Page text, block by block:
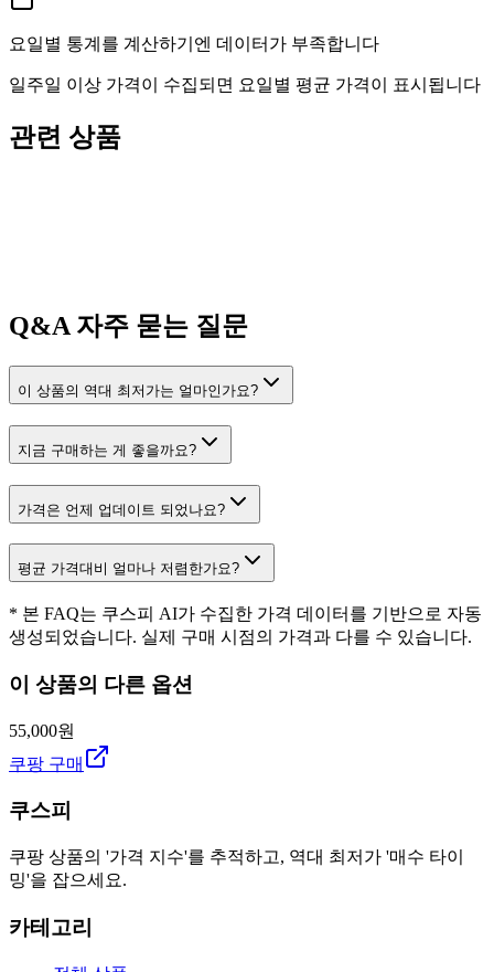
요일별 통계를 계산하기엔 데이터가 부족합니다
일주일 이상 가격이 수집되면 요일별 평균 가격이 표시됩니다
관련 상품
Q&A자주 묻는 질문
이 상품의 역대 최저가는 얼마인가요?
지금 구매하는 게 좋을까요?
가격은 언제 업데이트 되었나요?
평균 가격대비 얼마나 저렴한가요?
* 본 FAQ는 쿠스피 AI가 수집한 가격 데이터를 기반으로 자동
생성되었습니다. 실제 구매 시점의 가격과 다를 수 있습니다.
이 상품의 다른 옵션
55,000원
쿠팡 구매
쿠스피
쿠팡 상품의 '가격 지수'를 추적하고, 역대 최저가 '매수 타이
밍'을 잡으세요.
카테고리